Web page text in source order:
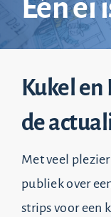
Over mij
Nieuws
Top 20
Eén ei
Kukel en
de
Met veel
publiek over
strips voor een